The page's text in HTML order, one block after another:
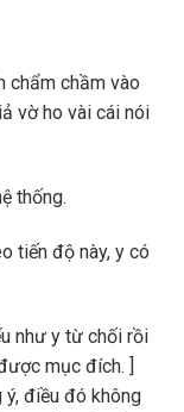
chẩm chầm vào
vờ ho vài cái nói
thống.
tiến độ này, y có
như y từ chối rồi
mục đích. ]
ý, điều đó không